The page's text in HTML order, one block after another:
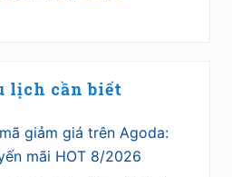
lịch cần biết
giảm giá trên Agoda:
mãi HOT 8/2026